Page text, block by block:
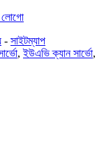
- সাইটম্যাপ
,ইউএভি ক্যান সার্ভো,